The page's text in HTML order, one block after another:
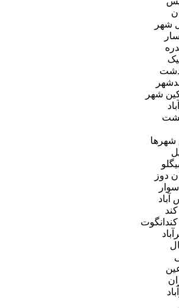
شهر
شهر
شهر‌ها
دوز
آباد
کندانگوت